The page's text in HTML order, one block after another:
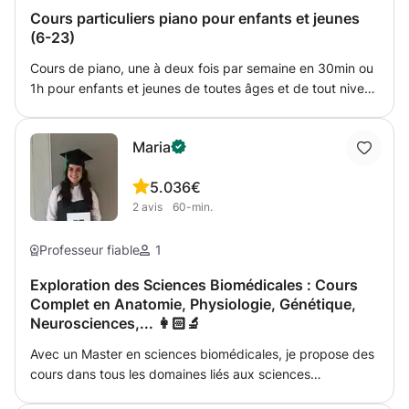
progression et la confiance. Les cours peuvent se faire en
ligne (FaceTime) ou à domicile si la localisation est proche.
Cours particuliers piano pour enfants et jeunes
(6-23)
Cours de piano, une à deux fois par semaine en 30min ou
1h pour enfants et jeunes de toutes âges et de tout niveau
culturelles. Les cours auront lieu chez moi ou chez l'élève.
Maria
5.0
2 avis
36€
60-min.
Professeur fiable 1
Exploration des Sciences Biomédicales : Cours
Complet en Anatomie, Physiologie, Génétique,
Neurosciences,... 👩🏻‍🔬
Avec un Master en sciences biomédicales, je propose des
cours dans tous les domaines liés aux sciences